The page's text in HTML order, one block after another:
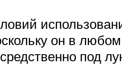
он в
под